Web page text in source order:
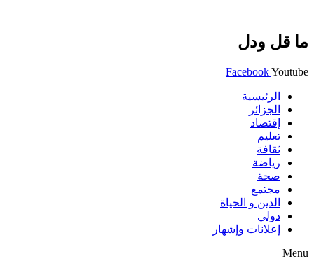
ما قل ودل
FacebookYoutube
الرئيسية
الجزائر
إقتصاد
تعليم
ثقافة
رياضة
صحة
مجتمع
الدين و الحياة
دولي
إعلانات وإشهار
Menu